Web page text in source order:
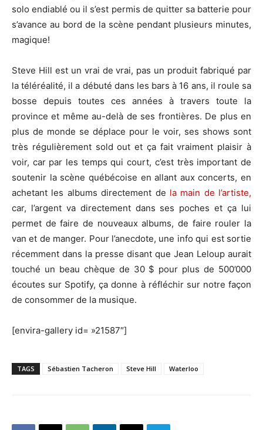
solo endiablé ou il s’est permis de quitter sa batterie pour
s’avance au bord de la scène pendant plusieurs minutes,
magique!
Steve Hill est un vrai de vrai, pas un produit fabriqué par
la téléréalité, il a débuté dans les bars à 16 ans, il roule sa
bosse depuis toutes ces années à travers toute la
province et même au-delà de ses frontières. De plus en
plus de monde se déplace pour le voir, ses shows sont
très régulièrement sold out et ça fait vraiment plaisir à
voir, car par les temps qui court, c’est très important de
soutenir la scène québécoise en allant aux concerts, en
achetant les albums directement de la main de l’artiste,
car, l’argent va directement dans ses poches et ça lui
permet de faire de nouveaux albums, de faire rouler la
van et de manger. Pour l’anecdote, une info qui est sortie
récemment dans la presse disant que Jean Leloup aurait
touché un beau chèque de 30 $ pour plus de 500’000
écoutes sur Spotify, ça donne à réfléchir sur notre façon
de consommer de la musique.
[envira-gallery id= »21587″]
TAGS Sébastien Tacheron Steve Hill Waterloo